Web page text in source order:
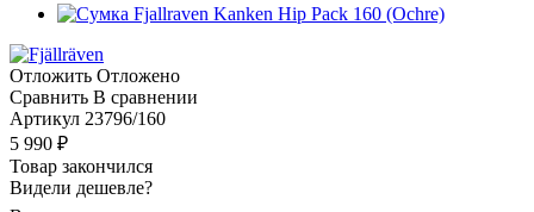
Отложить Отложено
Сравнить В сравнении
Артикул 23796/160
5 990 ₽
Товар закончился
Видели дешевле?